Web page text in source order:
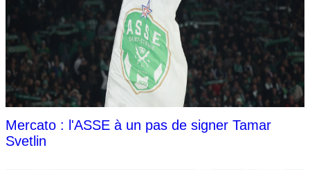
Mercato : l'ASSE à un pas de signer Tamar
Svetlin